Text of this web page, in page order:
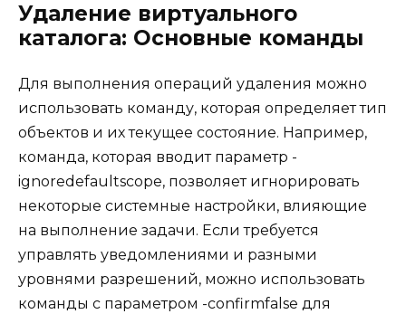
Удаление виртуального
каталога: Основные команды
Для выполнения операций удаления можно
использовать команду, которая определяет тип
объектов и их текущее состояние. Например,
команда, которая вводит параметр -
ignoredefaultscope, позволяет игнорировать
некоторые системные настройки, влияющие
на выполнение задачи. Если требуется
управлять уведомлениями и разными
уровнями разрешений, можно использовать
команды с параметром -confirmfalse для